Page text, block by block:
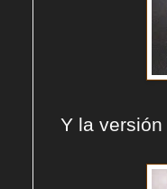
Y la